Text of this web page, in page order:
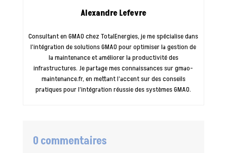
Alexandre Lefevre
Consultant en GMAO chez TotalEnergies, je me spécialise dans
l’intégration de solutions GMAO pour optimiser la gestion de
la maintenance et améliorer la productivité des
infrastructures. Je partage mes connaissances sur gmao-
maintenance.fr, en mettant l’accent sur des conseils
pratiques pour l’intégration réussie des systèmes GMAO.
0 commentaires